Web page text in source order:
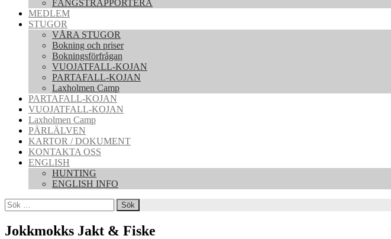
FÅNGSTRAPPORTERA
MEDLEM
STUGOR
VÅRA STUGOR
Bokning och priser
Bokningsförfrågan
VUOJATFALL-KOJAN
PARTAFALL-KOJAN
Laxholmen Camp
PARTAFALL-KOJAN
VUOJATFALL-KOJAN
Laxholmen Camp
PÄRLÄLVEN
KARTOR / DOKUMENT
KONTAKTA OSS
ENGLISH
HUNTING
ENGLISH INFO
Sök
efter:
Jokkmokks Jakt & Fiske